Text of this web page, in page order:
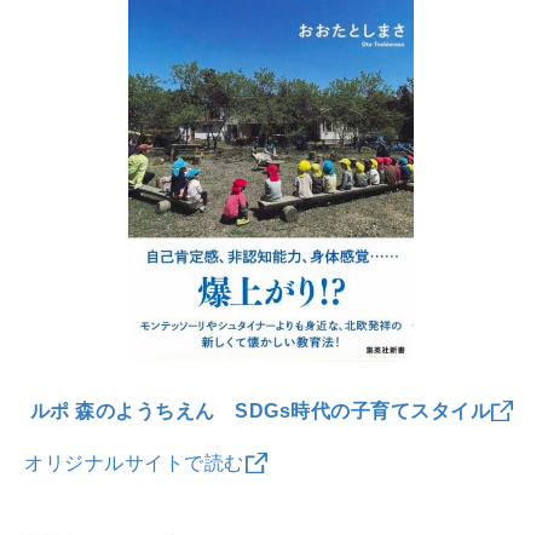
ルポ 森のようちえん SDGs時代の子育てスタイル
オリジナルサイトで読む